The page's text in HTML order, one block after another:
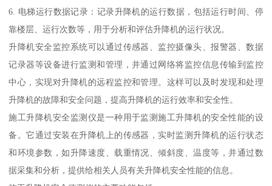
6. 电梯运行数据记录：记录升降机的运行数据，包括运行时间、停
靠楼层、运行次数等，用于分析和评估升降机的运行状况。
升降机安全监控系统可以通过传感器、监控摄像头、报警器、数据
记录器等设备进行监测和管理，并通过网络将监控信息传输到监控
中心，实现对升降机的远程监控和管理。这样可以及时发现和处理
升降机的故障和安全问题，提高升降机的运行效率和安全性。
施工升降机安全监测仪是一种用于监测施工升降机的安全性能的设
备。它通过安装在升降机上的传感器，实时监测升降机的运行状态
和环境参数，如升降速度、载重情况、倾斜度、温度等，并通过数
据采集和分析，提供给相关人员有关升降机安全性能的信息。